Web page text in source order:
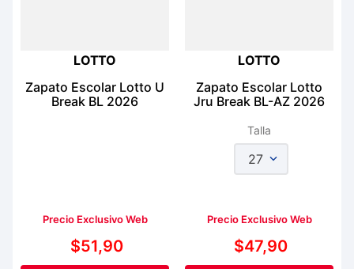
LOTTO
Zapato Escolar Lotto U
Break BL 2026
Precio Exclusivo Web
$51,90
LOTTO
Zapato Escolar Lotto
Jru Break BL-AZ 2026
Talla
27
Precio Exclusivo Web
$47,90